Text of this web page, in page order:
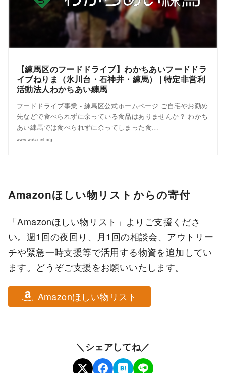
【練馬区のフードドライブ】わかちあいフードドラ
イブねりま（氷川台・石神井・練馬） | 特定非営利
活動法人わかちあい練馬
フードドライブ事業 - 練馬区公式ホームページ ご自宅やお勤め
先などで食べられずに余っている食品はありませんか？ わかち
あい練馬では食べられずに余ってしまった食…
www.wakaneri.org
Amazonほしい物リストからの寄付
「Amazonほしい物リスト」よりご支援くださ
い。週1回の夜回り、月1回の相談会、アウトリー
チや緊急一時支援等で活用する物資を追加してい
ます。どうぞご支援をお願いいたします。
Amazonほしい物リスト
＼シェアしてね／